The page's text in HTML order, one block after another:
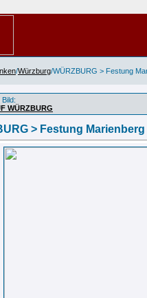
/Würzburg/WÜRZBURG > Festung
WÜRZBURG
> Festung Marienberg